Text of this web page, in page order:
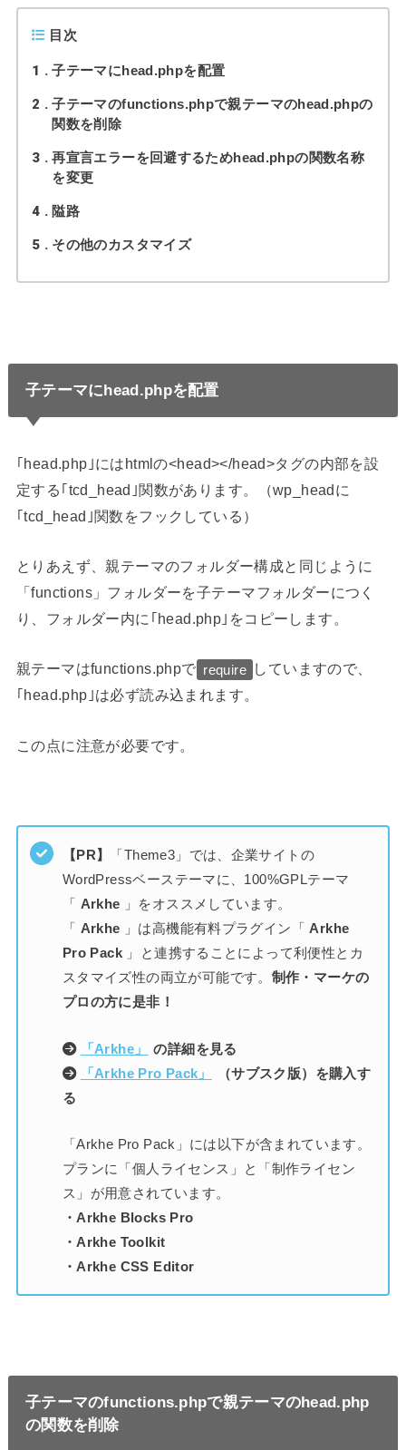
目次
1 子テーマにhead.phpを配置
2
子テーマのfunctions.phpで親テーマのhead.phpの
関数を削除
3
再宣言エラーを回避するためhead.phpの関数名称
を変更
4 隘路
5 その他のカスタマイズ
子テーマにhead.phpを配置
｢head.php｣にはhtmlの<head></head>タグの内部を設
定する｢tcd_head｣関数があります。（wp_headに
｢tcd_head｣関数をフックしている）
とりあえず、親テーマのフォルダー構成と同じように
「functions」フォルダーを子テーマフォルダーにつく
り、フォルダー内に｢head.php｣をコピーします。
親テーマはfunctions.phpで require
していますので、
｢head.php｣は必ず読み込まれます。
この点に注意が必要です。
【PR】
「Theme3」では、企業サイトの
WordPressベーステーマに、100%GPLテーマ
「 Arkhe 」をオススメしています。
「 Arkhe 」は高機能有料プラグイン「 Arkhe
Pro Pack 」と連携することによって利便性とカ
スタマイズ性の両立が可能です。 制作・マーケの
プロの方に是非！
「Arkhe」
の詳細を見る
「Arkhe Pro Pack」
（サブスク版）を購入す
る
「Arkhe Pro Pack」には以下が含まれています。
プランに「個人ライセンス」と「制作ライセン
ス」が用意されています。
・Arkhe Blocks Pro
・Arkhe Toolkit
・Arkhe CSS Editor
子テーマのfunctions.phpで親テーマのhead.php
の関数を削除